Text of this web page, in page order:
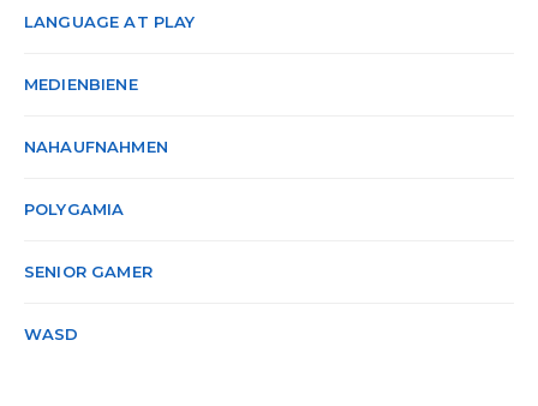
LANGUAGE AT PLAY
MEDIENBIENE
NAHAUFNAHMEN
POLYGAMIA
SENIOR GAMER
WASD